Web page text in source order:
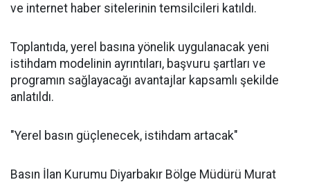
ve internet haber sitelerinin temsilcileri katıldı.
Toplantıda, yerel basına yönelik uygulanacak yeni
istihdam modelinin ayrıntıları, başvuru şartları ve
programın sağlayacağı avantajlar kapsamlı şekilde
anlatıldı.
"Yerel basın güçlenecek, istihdam artacak"
Basın İlan Kurumu Diyarbakır Bölge Müdürü Murat